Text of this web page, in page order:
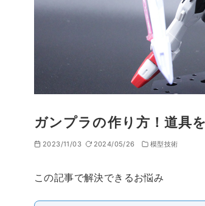
ガンプラの作り方！道具
2023/11/03 2024/05/26 模型技術
この記事で解決できるお悩み